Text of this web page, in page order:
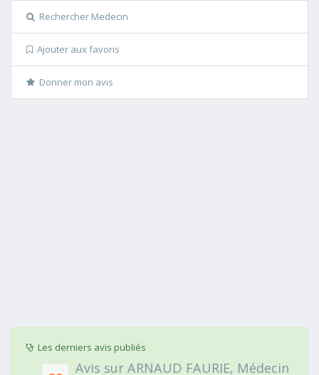
Rechercher Medecin
Ajouter aux favoris
Donner mon avis
Les derniers avis publiés
Avis sur ARNAUD FAURIE, Médecin